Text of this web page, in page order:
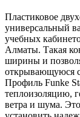
Пластиковое
универсальный
учебных
Алматы. Такая
ширины и
открывающуюся
Профиль Funke
теплоизоляцию,
ветра и шума.